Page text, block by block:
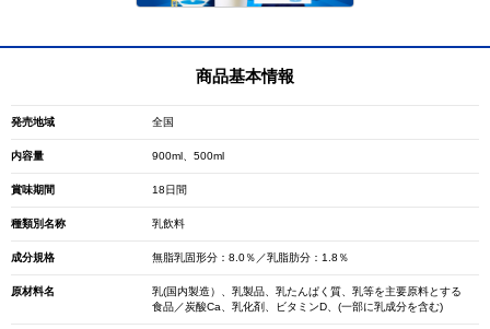
商品基本情報
発売地域 全国
内容量 900ml、500ml
賞味期間 18日間
種類別名称 乳飲料
成分規格 無脂乳固形分：8.0％／乳脂肪分：1.8％
原材料名
乳(国内製造）、乳製品、乳たんぱく質、乳等を主要原料とする
食品／炭酸Ca、乳化剤、ビタミンD、(一部に乳成分を含む)